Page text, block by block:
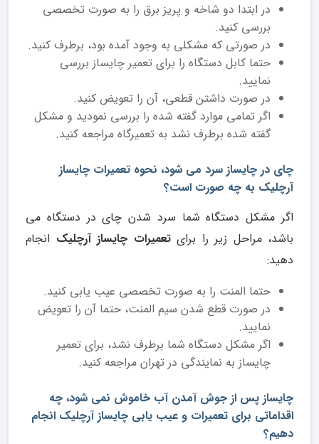
در ابتدا دو شاخه و پریز برق را به صورت تخصصی
بررسی کنید.
در صورتی که مشکلی به وجود آمده بود، برطرف کنید.
حتما کابل دستگاه را برای تعمیر چایساز بررسی
نمایید.
در صورت داشتن قطعی، آن را تعویض کنید.
اگر تمامی موارد گفته شده را بررسی نمودید و مشکل
گفته شده برطرف نشد به تعمیرگاه مراجعه کنید.
چای در چایساز سرد می شود، نحوه تعمیرات چایساز
آرچلیک به چه صورت است؟
اگر مشکل دستگاه شما سرد شدن چای در دستگاه می
باشد، مراحل زیر را برایتعمیرات چایساز آرچلیک انجام
دهید:
حتما المنت را به صورت تخصصی عیب یابی کنید.
در صورت قطع شدن سیم المنت، حتما آن را تعویض
نمایید.
اگر مشکل دستگاه شما برطرف نشد، برای تعمیر
چایساز به نمایندگی در تهران مراجعه کنید.
چایساز پس از جوش آمدن آب خاموش نمی شود، چه
اقداماتی برای تعمیرات و عیب یابی چایساز آرچلیک انجام
دهیم؟